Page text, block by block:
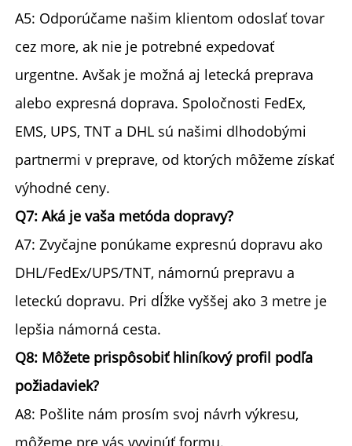
A5: Odporúčame našim klientom odoslať tovar
cez more, ak nie je potrebné expedovať
urgentne. Avšak je možná aj letecká preprava
alebo expresná doprava. Spoločnosti FedEx,
EMS, UPS, TNT a DHL sú našimi dlhodobými
partnermi v preprave, od ktorých môžeme získať
výhodné ceny.
Q7: Aká je vaša metóda dopravy?
A7: Zvyčajne ponúkame expresnú dopravu ako
DHL/FedEx/UPS/TNT, námornú prepravu a
leteckú dopravu. Pri dĺžke vyššej ako 3 metre je
lepšia námorná cesta.
Q8: Môžete prispôsobiť hliníkový profil podľa
požiadaviek?
A8: Pošlite nám prosím svoj návrh výkresu,
môžeme pre vás vyvinúť formu.